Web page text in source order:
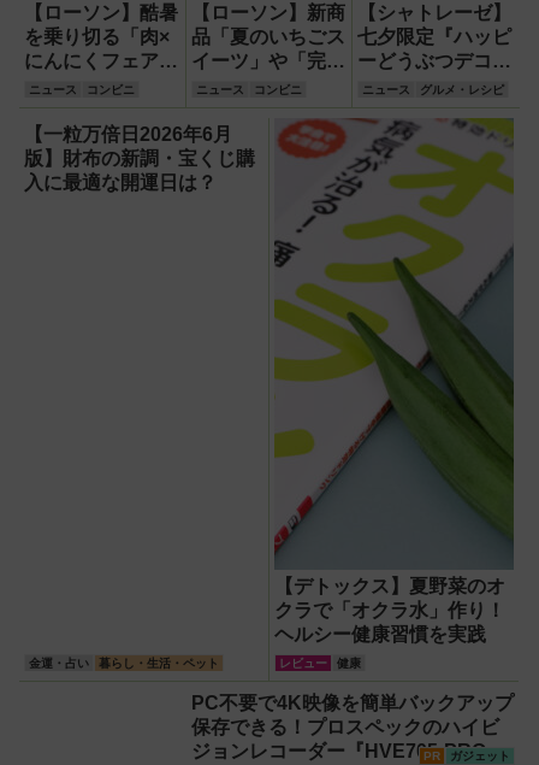
【ローソン】酷暑
を乗り切る「肉×
にんにくフェア」
『特盛！ガリマヨ
豚カルビ』や新作
スイーツなど
ニュース コンビニ
【ローソン】新商
品「夏のいちごス
イーツ」や「完熟
生パインスティッ
ク無料券」他「ハ
ピとく祭」キャン
ペーン情報
ニュース コンビニ
【シャトレーゼ】
七夕限定『ハッピ
ーどうぶつデコレ
ーション』と『星
空のゼリー』が6
月26日に登場！
ニュース グルメ・レシピ
【一粒万倍日2026年6月
版】財布の新調・宝くじ購
入に最適な開運日は？
金運・占い 暮らし・生活・ペット
【デトックス】夏野菜のオ
クラで「オクラ水」作り！
ヘルシー健康習慣を実践
レビュー 健康
PC不要で4K映像を簡単バックアップ
保存できる！プロスペックのハイビ
ジョンレコーダー『HVE705-PRO』
PR ガジェット